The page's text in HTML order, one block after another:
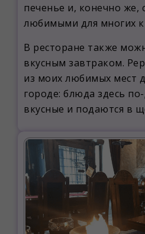
печенье и, конечно же,
любимыми для многих
В ресторане также
вкусным завтраком.
из моих любимых мест
городе: блюда здесь
вкусные и подаются в